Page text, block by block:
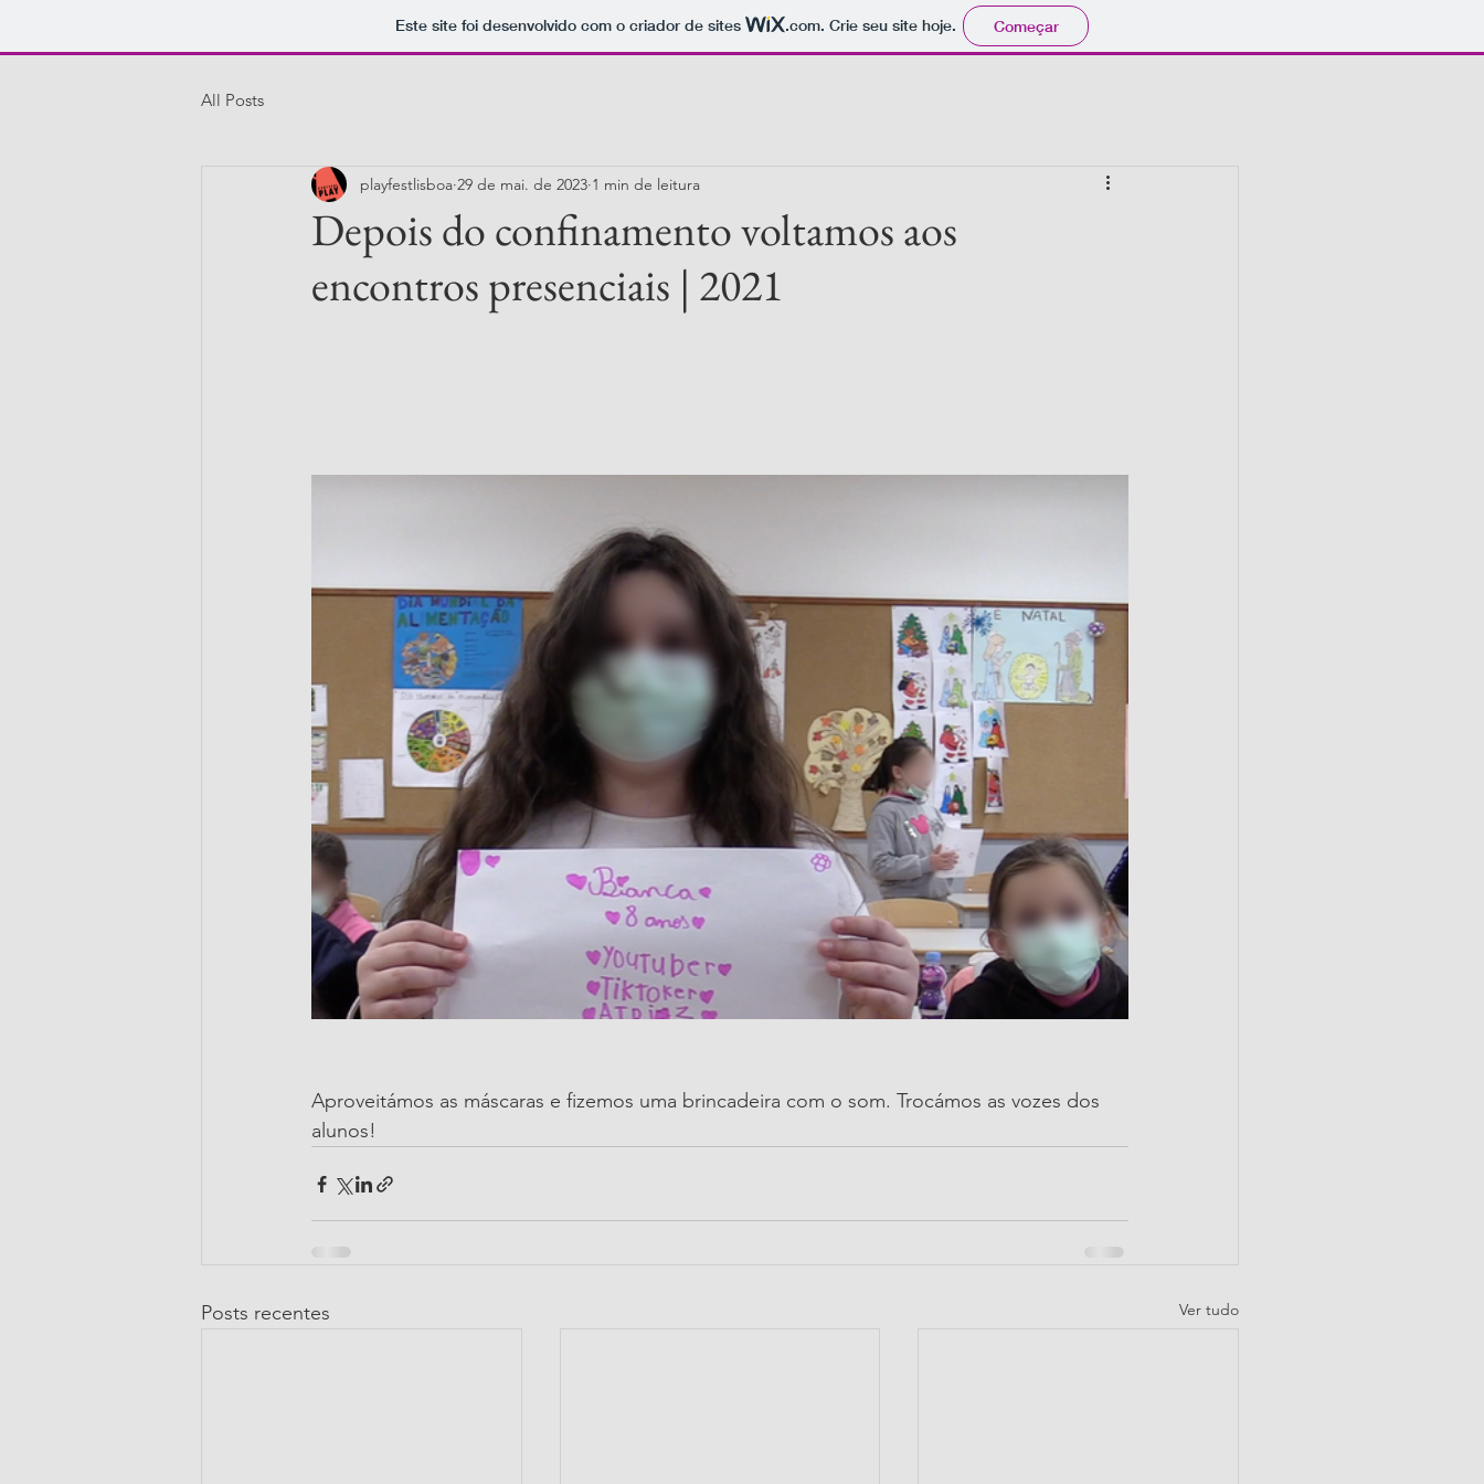
Este site foi desenvolvido com o criador de sites .com. Crie seu site hoje. Começar
All Posts
Depois do confinamento voltamos aos
encontros presenciais | 2021
playfestlisboa 29 de mai. de 2023 1 min de leitura
Aproveitámos as máscaras e fizemos uma brincadeira com o som. Trocámos as vozes dos
alunos!
Posts recentes Ver tudo